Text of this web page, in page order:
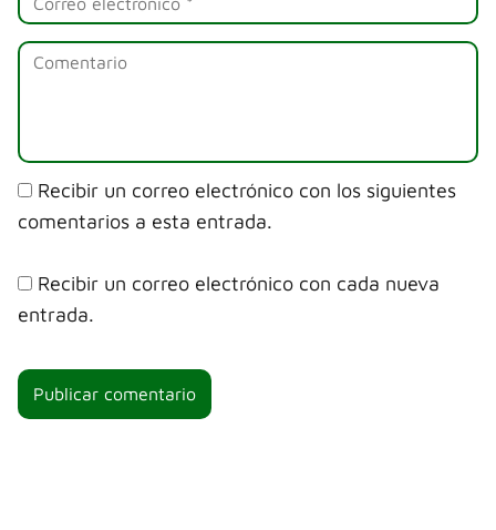
Recibir un correo electrónico con los siguientes
comentarios a esta entrada.
Recibir un correo electrónico con cada nueva
entrada.